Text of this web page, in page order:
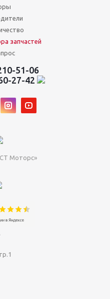
запчастей
51-06
27-42
Моторс»